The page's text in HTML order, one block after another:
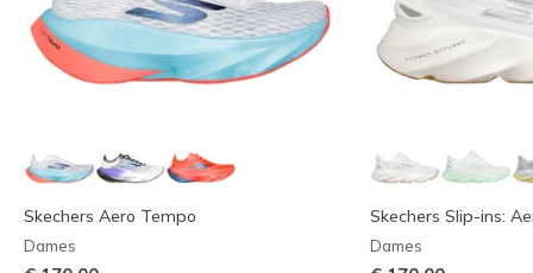
Skechers Aero Tempo
Dames
Skechers Slip-ins:
Dames